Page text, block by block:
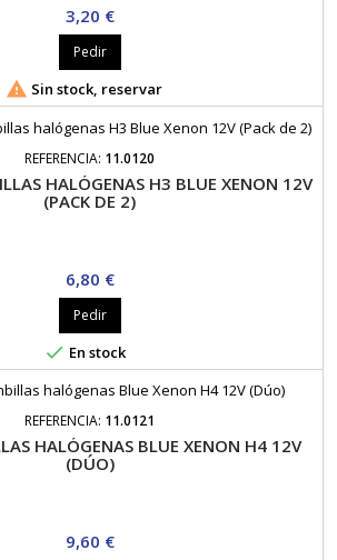
Precio
3,20 €
Pedir
 Sin stock, reservar
REFERENCIA: 11.0120
HALÓGENAS H3 BLUE XENON 12V
(PACK DE 2)
Precio
6,80 €
Pedir
 En stock
REFERENCIA: 11.0121
HALÓGENAS BLUE XENON H4 12V
(DÚO)
Precio
9,60 €